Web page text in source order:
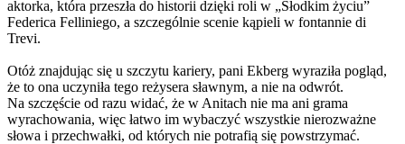
aktorka, która przeszła do historii dzięki roli w „Słodkim życiu”
Federica Felliniego, a szczególnie scenie kąpieli w fontannie di
Trevi.
Otóż znajdując się u szczytu kariery, pani Ekberg wyraziła pogląd,
że to ona uczyniła tego reżysera sławnym, a nie na odwrót.
Na szczęście od razu widać, że w Anitach nie ma ani grama
wyrachowania, więc łatwo im wybaczyć wszystkie nierozważne
słowa i przechwałki, od których nie potrafią się powstrzymać.